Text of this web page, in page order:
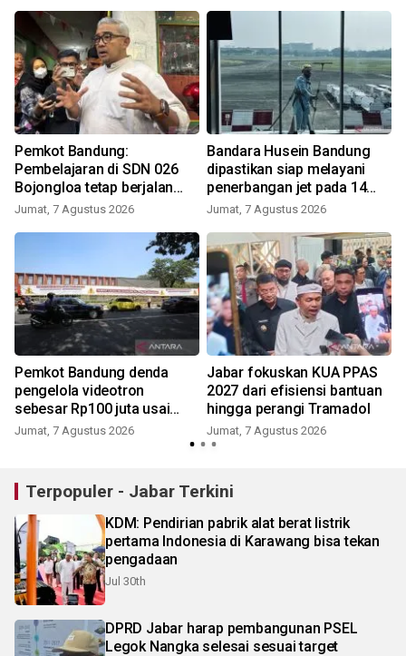
Pemkot Bandung:
Pembelajaran di SDN 026
Bojongloa tetap berjalan
meski terdampak sengketa
Jumat, 7 Agustus 2026
Bandara Husein Bandung
dipastikan siap melayani
penerbangan jet pada 14
Agustus
Jumat, 7 Agustus 2026
Pemkot Bandung denda
pengelola videotron
sebesar Rp100 juta usai
tebang pohon Jalan Riau
Jumat, 7 Agustus 2026
Jabar fokuskan KUA PPAS
2027 dari efisiensi bantuan
hingga perangi Tramadol
Jumat, 7 Agustus 2026
Terpopuler - Jabar Terkini
KDM: Pendirian pabrik alat berat listrik
pertama Indonesia di Karawang bisa tekan
pengadaan
Jul 30th
DPRD Jabar harap pembangunan PSEL
Legok Nangka selesai sesuai target